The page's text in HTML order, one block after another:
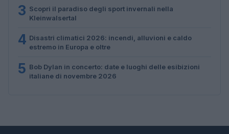
3 Scopri il paradiso degli sport invernali nella
Kleinwalsertal
4 Disastri climatici 2026: incendi, alluvioni e caldo
estremo in Europa e oltre
5 Bob Dylan in concerto: date e luoghi delle esibizioni
italiane di novembre 2026